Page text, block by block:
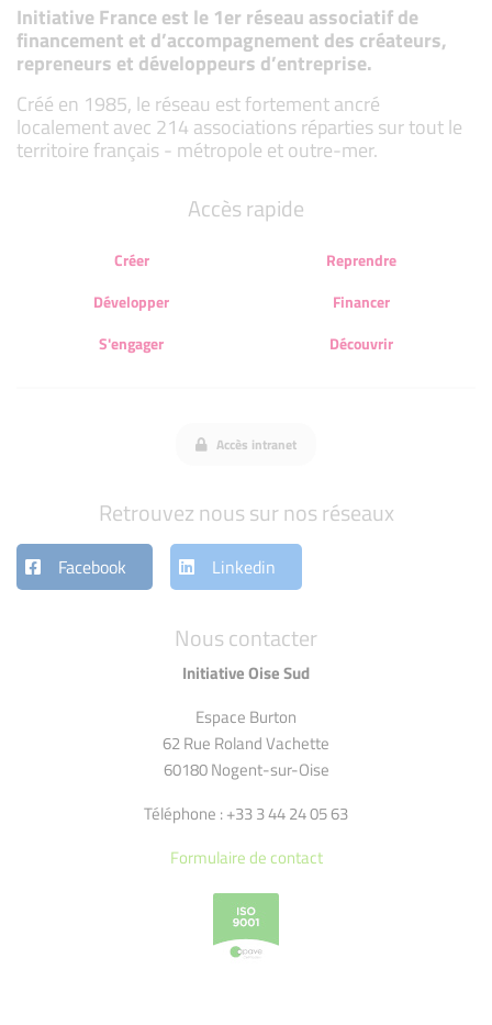
Initiative France est le 1er réseau associatif de
financement et d’accompagnement des créateurs,
repreneurs et développeurs d’entreprise.
Créé en 1985, le réseau est fortement ancré
localement avec 214 associations réparties sur tout le
territoire français - métropole et outre-mer.
Nous contacter
Initiative Oise Sud
Espace Burton
62 Rue Roland Vachette
60180 Nogent-sur-Oise
Téléphone : +33 3 44 24 05 63
Formulaire de contact
Accès rapide
Créer
Reprendre
Développer
Financer
S'engager
Découvrir
Accès intranet
Retrouvez nous sur nos réseaux
Facebook Linkedin